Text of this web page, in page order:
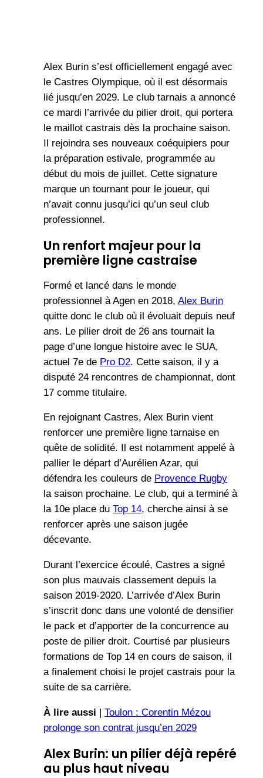
Alex Burin s’est officiellement engagé avec
le Castres Olympique, où il est désormais
lié jusqu’en 2029. Le club tarnais a annoncé
ce mardi l’arrivée du pilier droit, qui portera
le maillot castrais dès la prochaine saison.
Il rejoindra ses nouveaux coéquipiers pour
la préparation estivale, programmée au
début du mois de juillet. Cette signature
marque un tournant pour le joueur, qui
n’avait connu jusqu’ici qu’un seul club
professionnel.
Un renfort majeur pour la
première ligne castraise
Formé et lancé dans le monde
professionnel à Agen en 2018, Alex Burin
quitte donc le club où il évoluait depuis neuf
ans. Le pilier droit de 26 ans tournait la
page d’une longue histoire avec le SUA,
actuel 7e de Pro D2. Cette saison, il y a
disputé 24 rencontres de championnat, dont
17 comme titulaire.
En rejoignant Castres, Alex Burin vient
renforcer une première ligne tarnaise en
quête de solidité. Il est notamment appelé à
pallier le départ d’Aurélien Azar, qui
défendra les couleurs de Provence Rugby
la saison prochaine. Le club, qui a terminé à
la 10e place du Top 14, cherche ainsi à se
renforcer après une saison jugée
décevante.
Durant l’exercice écoulé, Castres a signé
son plus mauvais classement depuis la
saison 2019-2020. L’arrivée d’Alex Burin
s’inscrit donc dans une volonté de densifier
le pack et d’apporter de la concurrence au
poste de pilier droit. Courtisé par plusieurs
formations de Top 14 en cours de saison, il
a finalement choisi le projet castrais pour la
suite de sa carrière.
À lire aussi | Toulon : Corentin Mézou
prolonge son contrat jusqu’en 2029
Alex Burin: un pilier déjà repéré
au plus haut niveau